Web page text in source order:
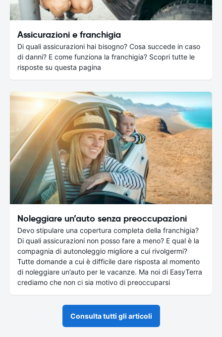
Assicurazioni e franchigia
Di quali assicurazioni hai bisogno? Cosa succede in caso
di danni? E come funziona la franchigia? Scopri tutte le
risposte su questa pagina
Noleggiare un’auto senza preoccupazioni
Devo stipulare una copertura completa della franchigia?
Di quali assicurazioni non posso fare a meno? E qual è la
compagnia di autonoleggio migliore a cui rivolgermi?
Tutte domande a cui è difficile dare risposta al momento
di noleggiare un’auto per le vacanze. Ma noi di EasyTerra
crediamo che non ci sia motivo di preoccuparsi
Consulta tutti gli articoli